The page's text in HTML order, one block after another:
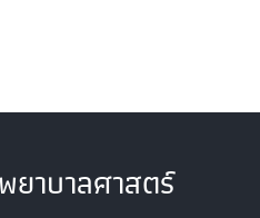
ยาบาลศาสตร์